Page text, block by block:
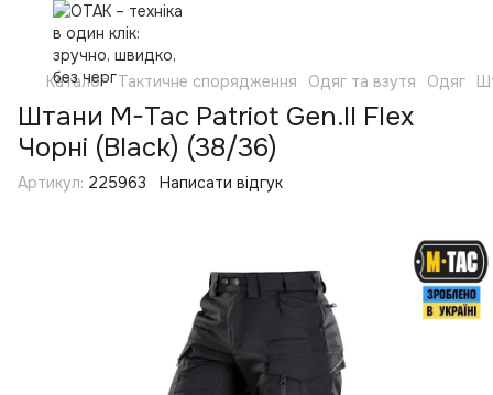
Каталог Тактичне спорядження Одяг та взутя Одяг
Штани M-Tac Patriot Gen.II Flex
Чорні (Black) (38/36)
Артикул: 225963 Написати відгук